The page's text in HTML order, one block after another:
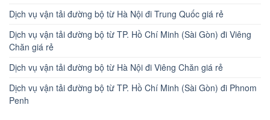
Dịch vụ vận tải đường bộ từ Hà Nội đi Trung Quốc giá rẻ
Dịch vụ vận tải đường bộ từ TP. Hồ Chí Minh (Sài Gòn) đi Viêng
Chăn giá rẻ
Dịch vụ vận tải đường bộ từ Hà Nội đi Viêng Chăn giá rẻ
Dịch vụ vận tải đường bộ từ TP. Hồ Chí Minh (Sài Gòn) đi Phnom
Penh